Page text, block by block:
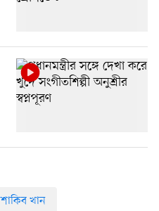
শাকিব খান